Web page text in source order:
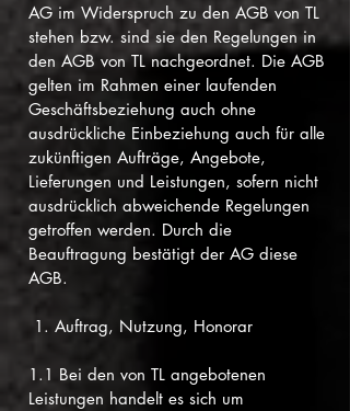
AG im Widerspruch zu den AGB von TL
stehen bzw. sind sie den Regelungen in
den AGB von TL nachgeordnet. Die AGB
gelten im Rahmen einer laufenden
Geschäftsbeziehung auch ohne
ausdrückliche Einbeziehung auch für alle
zukünftigen Aufträge, Angebote,
Lieferungen und Leistungen, sofern nicht
ausdrücklich abweichende Regelungen
getroffen werden. Durch die
Beauftragung bestätigt der AG diese
AGB.
1. Auftrag, Nutzung, Honorar
1.1 Bei den von TL angebotenen
Leistungen handelt es sich um